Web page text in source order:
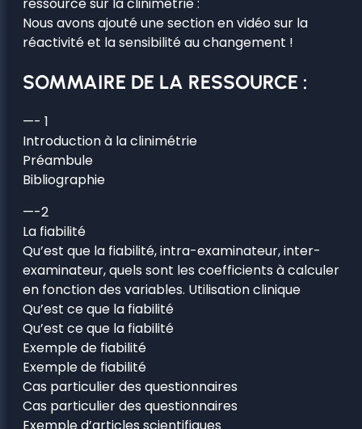
Nous avons ajouté une section en vidéo sur la
réactivité et la sensibilité au changement !
SOMMAIRE DE LA RESSOURCE :
—- 1
Introduction à la clinimétrie
Préambule
Bibliographie
—-2
La fiabilité
Qu’est que la fiabilité, intra-examinateur, inter-
examinateur, quels sont les coefficients à calculer
en fonction des variables. Utilisation clinique
Qu’est ce que la fiabilité
Qu’est ce que la fiabilité
Exemple de fiabilité
Exemple de fiabilité
Cas particulier des questionnaires
Cas particulier des questionnaires